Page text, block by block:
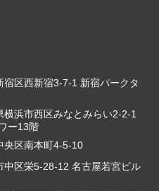
区西新宿3-7-1 新宿パークタ
浜市西区みなとみらい2-2-1
ー13階
央区南本町4-5-10
中区栄5-28-12 名古屋若宮ビル